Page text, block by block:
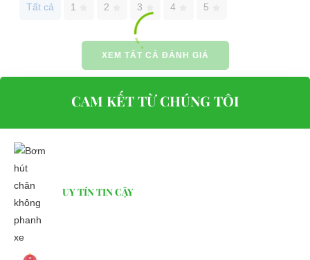
Tất cả 1 2 3 4 5
XEM TẤT CẢ ĐÁNH GIÁ
CAM KẾT TỪ CHÚNG TÔI
UY TÍN TIN CẬY